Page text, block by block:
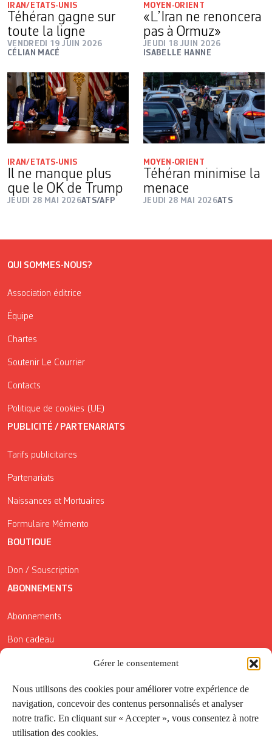
Gérer le consentement
Nous utilisons des cookies pour améliorer votre expérience de
navigation, concevoir des contenus personnalisés et analyser
notre trafic. En cliquant sur « Accepter », vous consentez à notre
utilisation des cookies.
IRAN/ETATS-UNIS
Téhéran gagne sur
toute la ligne
VENDREDI 19 JUIN 2026
CÉLIAN MACÉ
MOYEN-ORIENT
«L’Iran ne renoncera
pas à Ormuz»
JEUDI 18 JUIN 2026
ISABELLE HANNE
IRAN/ETATS-UNIS
Il ne manque plus
que le OK de Trump
JEUDI 28 MAI 2026ATS/AFP
MOYEN-ORIENT
Téhéran minimise la
menace
JEUDI 28 MAI 2026ATS
QUI SOMMES-NOUS?
Association éditrice
Équipe
Chartes
Soutenir Le Courrier
Contacts
Politique de cookies (UE)
PUBLICITÉ / PARTENARIATS
Tarifs publicitaires
Partenariats
Naissances et Mortuaires
Formulaire Mémento
BOUTIQUE
Don / Souscription
ABONNEMENTS
Abonnements
Bon cadeau
Conditions générales de vente
Réductions de la Carte Côté Courrier
Application